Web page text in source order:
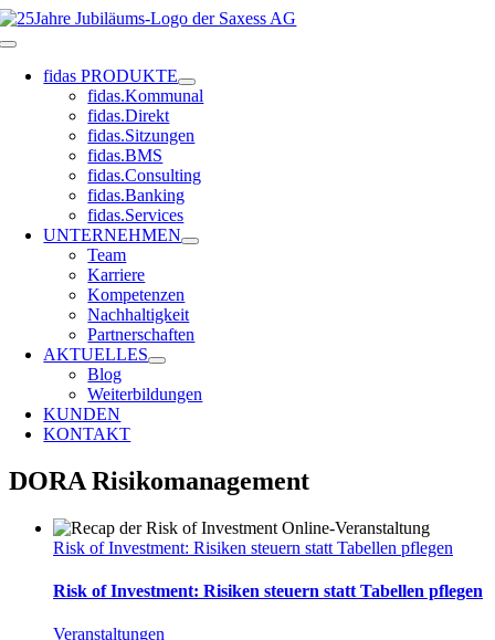
Zum
Inhalt
Toggle
Navigationfidas PRODUKTE
fidas.Kommunal
fidas.Direkt
fidas.Sitzungen
fidas.BMS
fidas.Consulting
fidas.Banking
fidas.Services
UNTERNEHMEN
Team
Karriere
Kompetenzen
Nachhaltigkeit
Partnerschaften
AKTUELLES
Blog
Weiterbildungen
KUNDEN
KONTAKT
DORA Risikomanagement
Risk of Investment: Risiken steuern statt Tabellen pflegen
Risk of Investment: Risiken steuern statt Tabellen pflegen
Veranstaltungen